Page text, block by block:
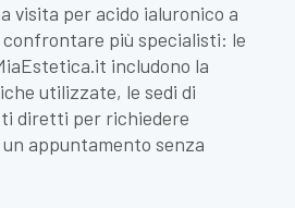
visita per acido ialuronico a
più specialisti: le
includono la
utilizzate, le sedi di
diretti per richiedere
appuntamento senza